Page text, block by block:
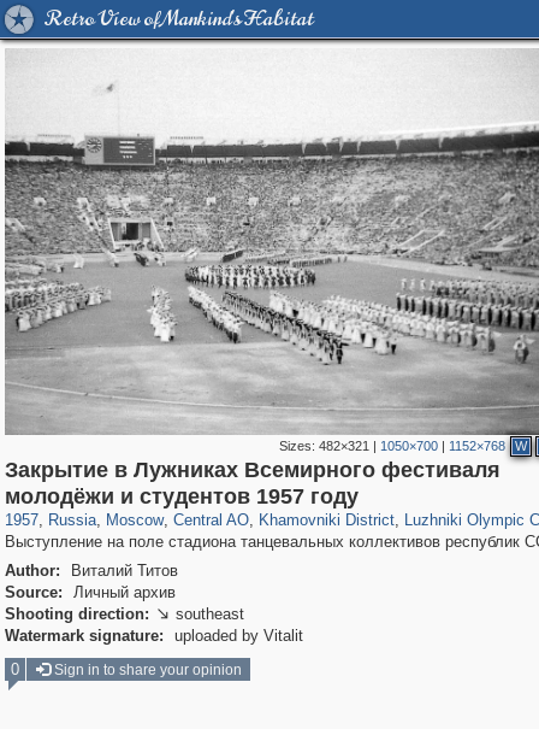
Retro View of Mankind's Habitat
Sizes: 482×321 | 1050×700| 1152×768 W
Закрытие в Лужниках Всемирного фестиваля
молодёжи и студентов 1957 году
1957, Russia
1,407,714 29,262
, Moscow
319,968 8,295
, Central AO
160,055 5,920
, Khamovniki District
19,395 722
, Luzhniki Olympic
Выступление на поле стадиона танцевальных коллективов республик
Author:
Виталий Титов
Source:
Личный архив
Shooting direction:  southeast
Watermark signature:
uploaded by Vitalit
0
Sign in to share your opinion